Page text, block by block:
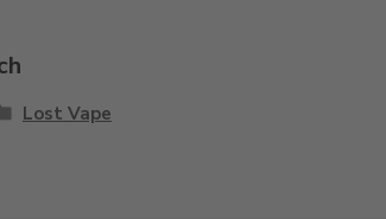
Lost Vape